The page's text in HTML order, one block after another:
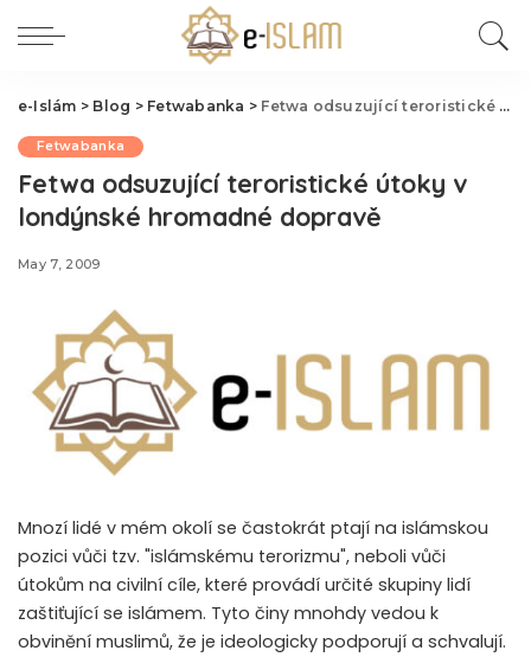
e-Islám > Blog > Fetwabanka > Fetwa odsuzující teroristické útoky v londýnské hromadné dopravě
Fetwabanka
Fetwa odsuzující teroristické útoky v
londýnské hromadné dopravě
May 7, 2009
Mnozí lidé v mém okolí se častokrát ptají na islámskou
pozici vůči tzv. "islámskému terorizmu", neboli vůči
útokům na civilní cíle, které provádí určité skupiny lidí
zaštiťující se islámem. Tyto činy mnohdy vedou k
obvinění muslimů, že je ideologicky podporují a schvalují.